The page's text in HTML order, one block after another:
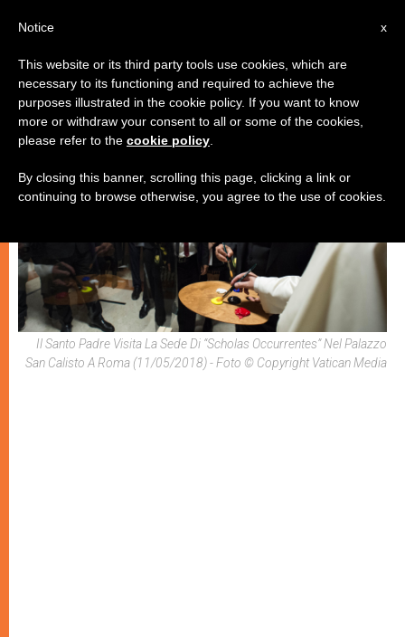
ECOLOGIA ,GIOVANI ,PAPI
Il Santo Padre Visita La Sede Di “Scholas Occurrentes” Nel Palazzo
San Calisto A Roma (11/05/2018) - Foto © Copyright Vatican Media
x
Notice
This website or its third party tools use cookies, which are
necessary to its functioning and required to achieve the
purposes illustrated in the cookie policy. If you want to know
more or withdraw your consent to all or some of the cookies,
please refer to the cookie policy
By closing this banner, scrolling this page, clicking a link or
continuing to browse otherwise, you agree to the use of cookies.